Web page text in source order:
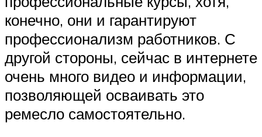
конечно, они и гарантируют
профессионализм работников. С
другой стороны, сейчас в интернете
очень много видео и информации,
позволяющей осваивать это
ремесло самостоятельно.